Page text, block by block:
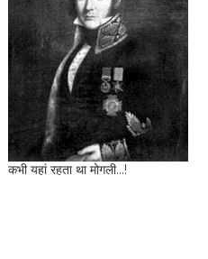
कभी यहां रहता था मोगली...!